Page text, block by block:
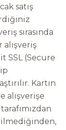
satış
sırasında
SSL (Secure
Kartın
alışverişe